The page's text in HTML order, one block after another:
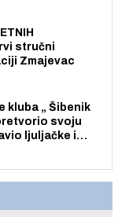
stručni
Zmajevac
kluba „ Šibenik
svoju
ljuljačke i